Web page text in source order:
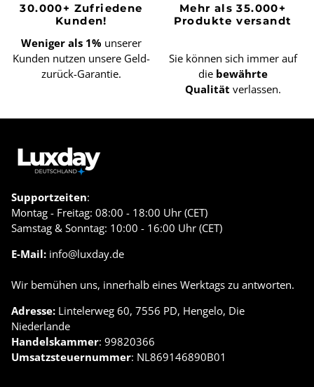
30.000+ Zufriedene
Kunden!
Weniger als 1% unserer
Kunden nutzen unsere Geld-
zurück-Garantie.
Mehr als 35.000+
Produkte versandt
Sie können sich immer auf
die bewährte
Qualität verlassen.
Supportzeiten:
Montag - Freitag: 08:00 - 18:00 Uhr (CET)
Samstag & Sonntag: 10:00 - 16:00 Uhr (CET)
E-Mail: info@luxday.de
Wir bemühen uns, innerhalb eines Werktags zu antworten.
Adresse: Lintelerweg 60, 7556 PD, Hengelo, Die
Niederlande
Handelskammer: 99820366
Umsatzsteuernummer: NL869146890B01